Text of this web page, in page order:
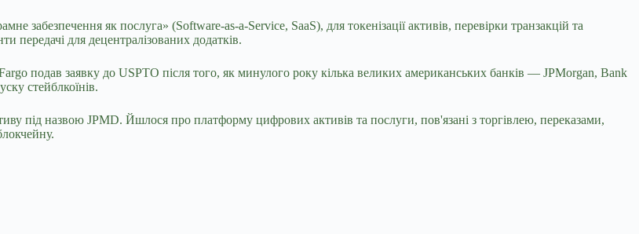
як послуга» (Software-as-a-Service, SaaS), для токенізації активів, перевірки транзакцій та
передачі для децентралізованих додатків.
подав заявку до USPTO після того, як минулого року кілька великих американських банків — JPMorgan, Bank
стейблкоїнів.
під назвою JPMD. Йшлося про платформу цифрових активів та послуги, пов'язані з торгівлею, переказами,